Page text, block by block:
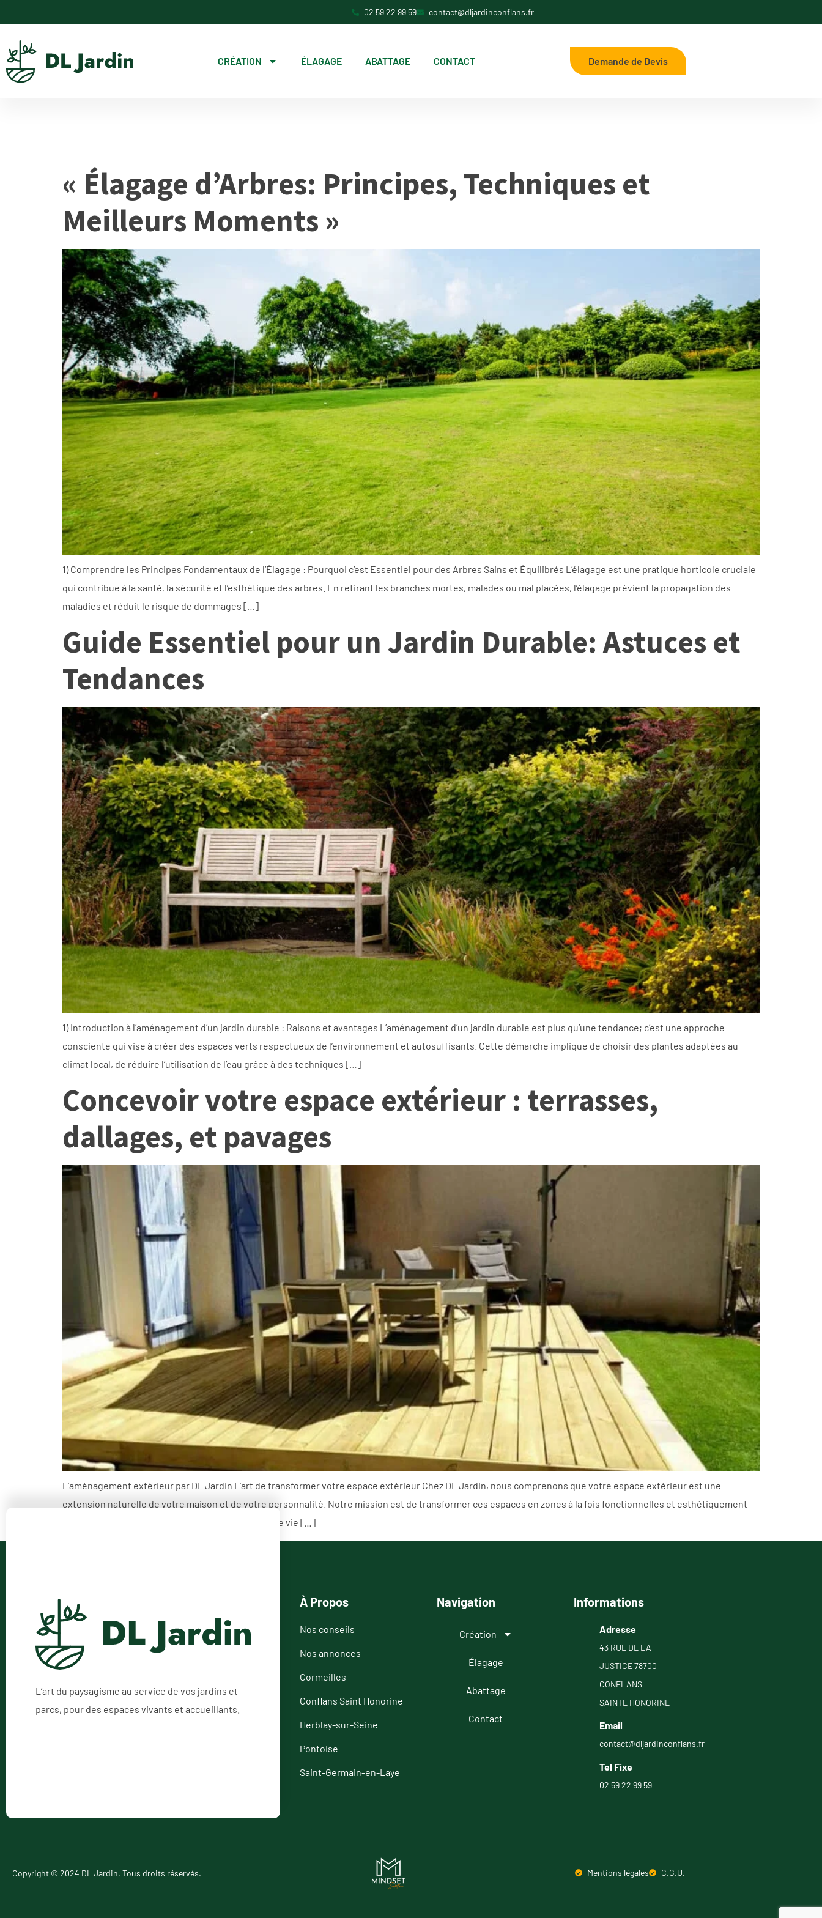
02 59 22 99 59 contact@dljardinconflans.fr
CRÉATION ÉLAGAGE ABATTAGE CONTACT Demande de Devis
« Élagage d’Arbres: Principes, Techniques et
Meilleurs Moments »
1) Comprendre les Principes Fondamentaux de l’Élagage : Pourquoi c’est Essentiel pour des Arbres Sains et Équilibrés L’élagage est une pratique horticole cruciale
qui contribue à la santé, la sécurité et l’esthétique des arbres. En retirant les branches mortes, malades ou mal placées, l’élagage prévient la propagation des
maladies et réduit le risque de dommages […]
Guide Essentiel pour un Jardin Durable: Astuces et
Tendances
1) Introduction à l’aménagement d’un jardin durable : Raisons et avantages L’aménagement d’un jardin durable est plus qu’une tendance; c’est une approche
consciente qui vise à créer des espaces verts respectueux de l’environnement et autosuffisants. Cette démarche implique de choisir des plantes adaptées au
climat local, de réduire l’utilisation de l’eau grâce à des techniques […]
Concevoir votre espace extérieur : terrasses,
dallages, et pavages
L’aménagement extérieur par DL Jardin L’art de transformer votre espace extérieur Chez DL Jardin, nous comprenons que votre espace extérieur est une
extension naturelle de votre maison et de votre personnalité. Notre mission est de transformer ces espaces en zones à la fois fonctionnelles et esthétiquement
plaisantes, en parfaite harmonie avec votre style de vie […]
L’art du paysagisme au service de vos jardins et
parcs, pour des espaces vivants et accueillants.
À Propos
Nos conseils
Nos annonces
Cormeilles
Conflans Saint Honorine
Herblay-sur-Seine
Pontoise
Saint-Germain-en-Laye
Navigation
Création
Élagage
Abattage
Contact
Informations
Adresse
43 RUE DE LA
JUSTICE 78700
CONFLANS
SAINTE HONORINE
Email
contact@dljardinconflans.fr
Tel Fixe
02 59 22 99 59
Copyright © 2024 DL Jardin, Tous droits réservés. Mentions légales C.G.U.